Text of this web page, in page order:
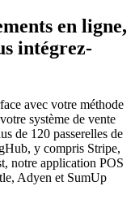
en ligne,
intégrez-
avec votre méthode
système de vente
de 120 passerelles de
y compris Stripe,
notre application POS
Adyen et SumUp